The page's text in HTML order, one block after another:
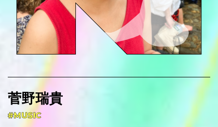
菅野瑞貴
#MUSIC